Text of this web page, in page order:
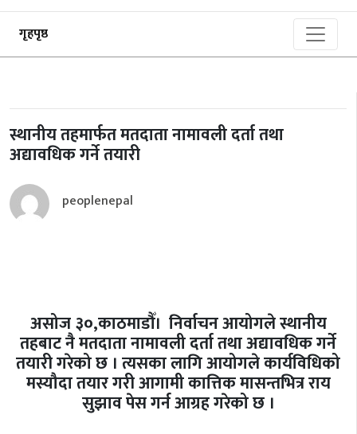
गृहपृष्ठ
स्थानीय तहमार्फत मतदाता नामावली दर्ता तथा
अद्यावधिक गर्ने तयारी
peoplenepal
असोज ३०,काठमाडौँ। निर्वाचन आयोगले स्थानीय
तहबाट नै मतदाता नामावली दर्ता तथा अद्यावधिक गर्ने
तयारी गरेको छ । त्यसका लागि आयोगले कार्यविधिको
मस्यौदा तयार गरी आगामी कात्तिक मासन्तभित्र राय
सुझाव पेस गर्न आग्रह गरेको छ ।